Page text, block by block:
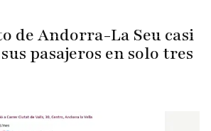
de Andorra-La Seu casi
pasajeros en solo tres